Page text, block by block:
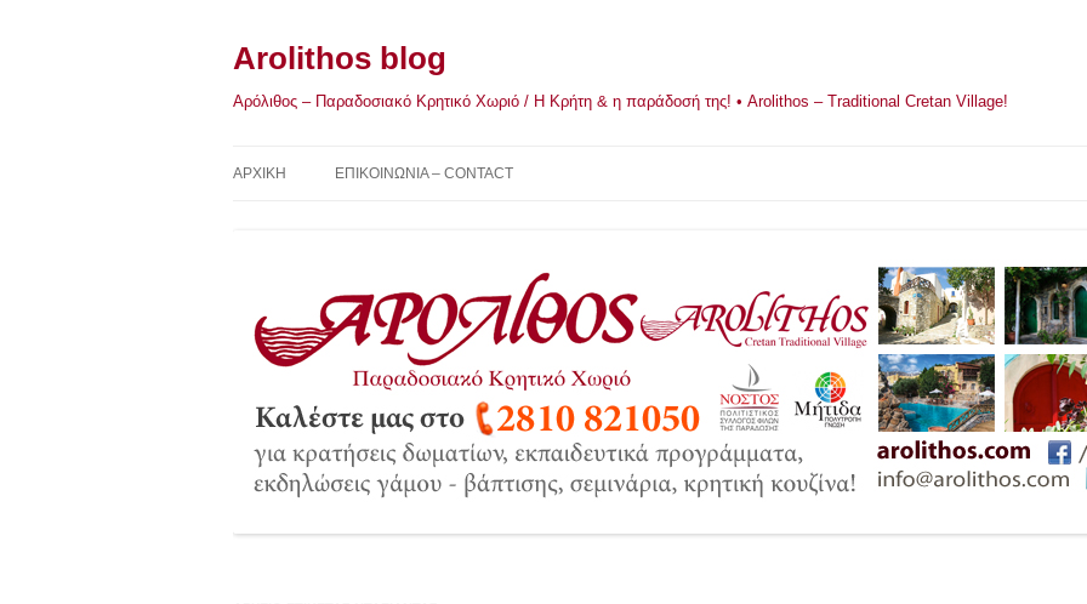
Arolithos blog
Αρόλιθος – Παραδοσιακό Κρητικό Χωριό / Η Κρήτη & η παράδοσή της! • Arolithos – Traditional Cretan Village!
ΑΡΧΙΚΉ ΕΠΙΚΟΙΝΩΝΙΑ – CONTACT